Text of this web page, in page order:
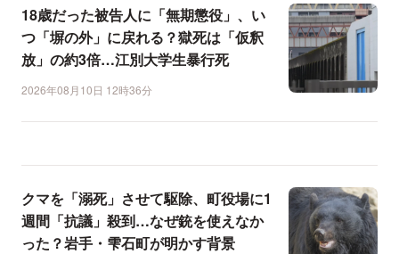
18歳だった被告人に「無期懲役」、い
つ「塀の外」に戻れる？獄死は「仮釈
放」の約3倍…江別大学生暴行死
2026年08月10日 12時36分
クマを「溺死」させて駆除、町役場に1
週間「抗議」殺到…なぜ銃を使えなか
った？岩手・雫石町が明かす背景